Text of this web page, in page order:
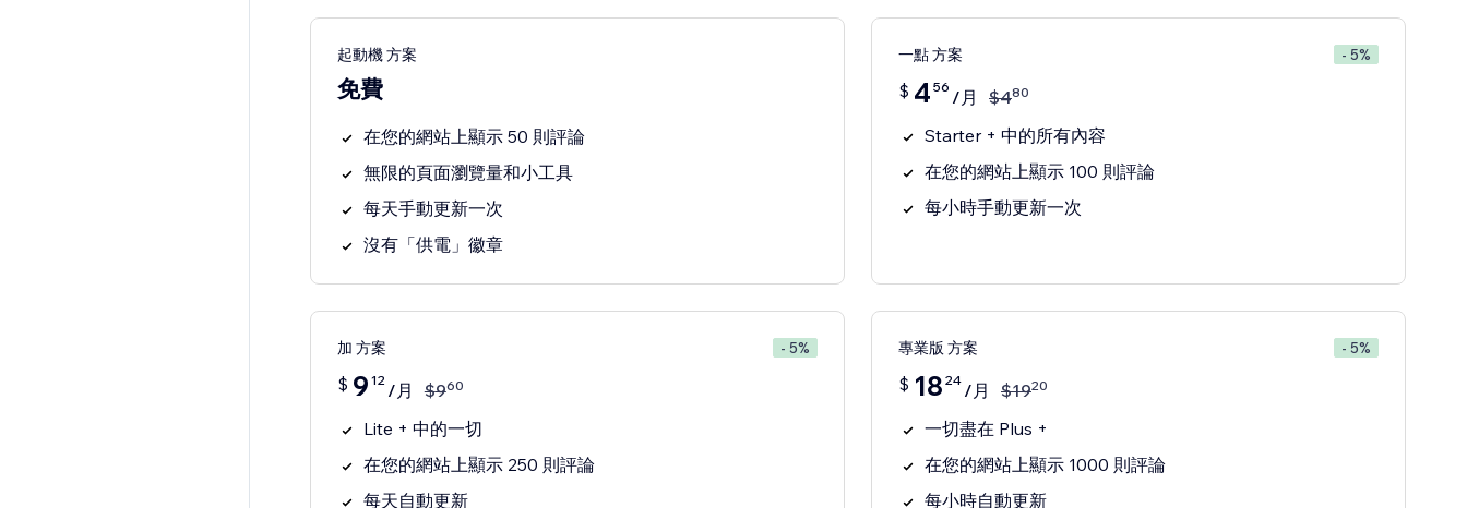
起動機 方案
免費
在您的網站上顯示 50 則評論
無限的頁面瀏覽量和小工具
每天手動更新一次
沒有「供電」徽章
一點 方案 - 5%
$ 4 56 /月 $480
Starter + 中的所有內容
在您的網站上顯示 100 則評論
每小時手動更新一次
加 方案 - 5%
$ 9 12 /月 $960
Lite + 中的一切
在您的網站上顯示 250 則評論
每天自動更新
專業版 方案 - 5%
$ 18 24 /月 $1920
一切盡在 Plus +
在您的網站上顯示 1000 則評論
每小時自動更新